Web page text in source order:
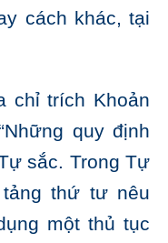
cách khác, tại
chỉ trích Khoản
quy định
sắc. Trong Tự
thứ tư nêu
một thủ tục